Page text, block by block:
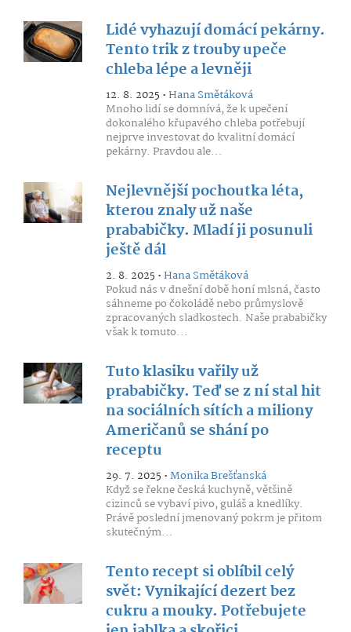
Lidé vyhazují domácí pekárny.
Tento trik z trouby upeče
chleba lépe a levněji
12. 8. 2025 •Hana Smětáková
Mnoho lidí se domnívá, že k upečení
dokonalého křupavého chleba potřebují
nejprve investovat do kvalitní domácí
pekárny. Pravdou ale...
Nejlevnější pochoutka léta,
kterou znaly už naše
prababičky. Mladí ji posunuli
ještě dál
2. 8. 2025 •Hana Smětáková
Pokud nás v dnešní době honí mlsná, často
sáhneme po čokoládě nebo průmyslově
zpracovaných sladkostech. Naše prababičky
však k tomuto...
Tuto klasiku vařily už
prababičky. Teď se z ní stal hit
na sociálních sítích a miliony
Američanů se shání po
receptu
29. 7. 2025 •Monika Brešťanská
Když se řekne česká kuchyně, většině
cizinců se vybaví pivo, guláš a knedlíky.
Právě poslední jmenovaný pokrm je přitom
skutečným...
Tento recept si oblíbil celý
svět: Vynikající dezert bez
cukru a mouky. Potřebujete